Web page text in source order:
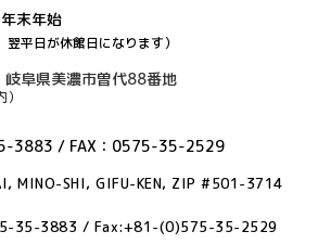
末年始
翌平日が休館日になります）
阜県美濃市曽代88番地
3883 / FAX：0575-35-2529
MINO-SHI, GIFU-KEN, ZIP #501-3714
35-3883 / Fax:+81-(0)575-35-2529